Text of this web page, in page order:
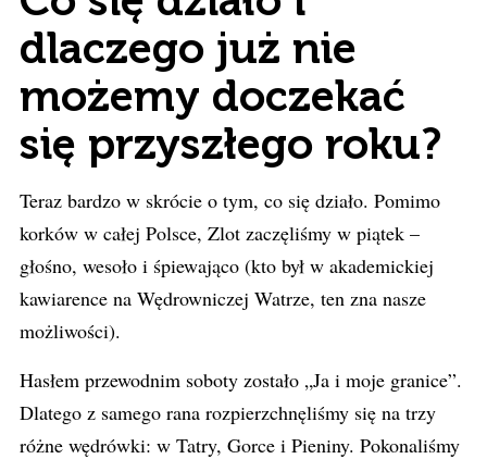
dlaczego już nie
możemy doczekać
się przyszłego roku?
Teraz bardzo w skrócie o tym, co się działo. Pomimo
korków w całej Polsce, Zlot zaczęliśmy w piątek –
głośno, wesoło i śpiewająco (kto był w akademickiej
kawiarence na Wędrowniczej Watrze, ten zna nasze
możliwości).
Hasłem przewodnim soboty zostało „Ja i moje granice”.
Dlatego z samego rana rozpierzchnęliśmy się na trzy
różne wędrówki: w Tatry, Gorce i Pieniny. Pokonaliśmy